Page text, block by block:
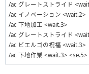
/ac グレートストライド
/ac イノベーション <wait.2>
/ac 下地加工 <wait.3>
/ac グレートストライド
/ac ビエルゴの祝福 <wait.3>
/ac 下地作業 <wait.3> <se.5>